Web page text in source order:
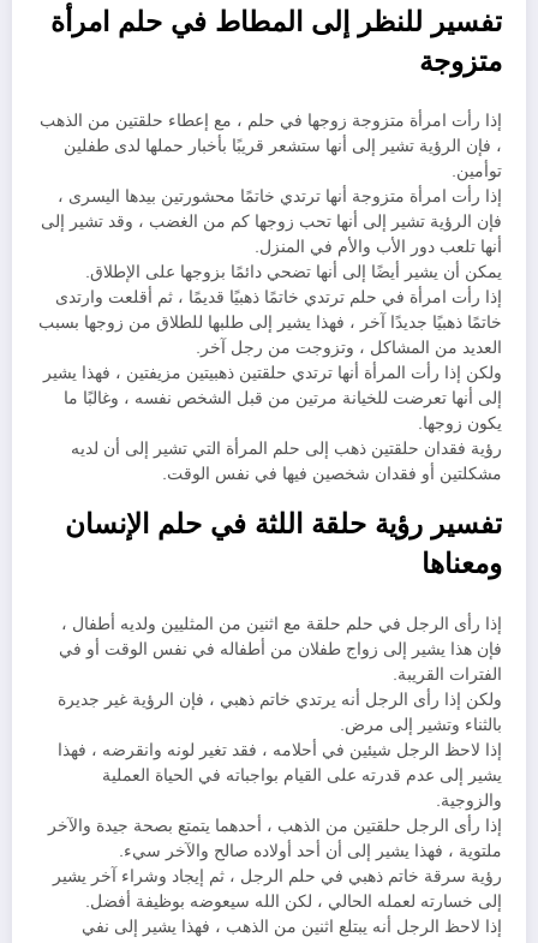
تفسير للنظر إلى المطاط في حلم امرأة
متزوجة
إذا رأت امرأة متزوجة زوجها في حلم ، مع إعطاء حلقتين من الذهب
، فإن الرؤية تشير إلى أنها ستشعر قريبًا بأخبار حملها لدى طفلين
توأمين.
إذا رأت امرأة متزوجة أنها ترتدي خاتمًا محشورتين بيدها اليسرى ،
فإن الرؤية تشير إلى أنها تحب زوجها كم من الغضب ، وقد تشير إلى
أنها تلعب دور الأب والأم في المنزل.
يمكن أن يشير أيضًا إلى أنها تضحي دائمًا بزوجها على الإطلاق.
إذا رأت امرأة في حلم ترتدي خاتمًا ذهبيًا قديمًا ، ثم أقلعت وارتدى
خاتمًا ذهبيًا جديدًا آخر ، فهذا يشير إلى طلبها للطلاق من زوجها بسبب
العديد من المشاكل ، وتزوجت من رجل آخر.
ولكن إذا رأت المرأة أنها ترتدي حلقتين ذهبيتين مزيفتين ، فهذا يشير
إلى أنها تعرضت للخيانة مرتين من قبل الشخص نفسه ، وغالبًا ما
يكون زوجها.
رؤية فقدان حلقتين ذهب إلى حلم المرأة التي تشير إلى أن لديه
مشكلتين أو فقدان شخصين فيها في نفس الوقت.
تفسير رؤية حلقة اللثة في حلم الإنسان
ومعناها
إذا رأى الرجل في حلم حلقة مع اثنين من المثليين ولديه أطفال ،
فإن هذا يشير إلى زواج طفلان من أطفاله في نفس الوقت أو في
الفترات القريبة.
ولكن إذا رأى الرجل أنه يرتدي خاتم ذهبي ، فإن الرؤية غير جديرة
بالثناء وتشير إلى مرض.
إذا لاحظ الرجل شيئين في أحلامه ، فقد تغير لونه وانقرضه ، فهذا
يشير إلى عدم قدرته على القيام بواجباته في الحياة العملية
والزوجية.
إذا رأى الرجل حلقتين من الذهب ، أحدهما يتمتع بصحة جيدة والآخر
ملتوية ، فهذا يشير إلى أن أحد أولاده صالح والآخر سيء.
رؤية سرقة خاتم ذهبي في حلم الرجل ، ثم إيجاد وشراء آخر يشير
إلى خسارته لعمله الحالي ، لكن الله سيعوضه بوظيفة أفضل.
إذا لاحظ الرجل أنه يبتلع اثنين من الذهب ، فهذا يشير إلى نفي